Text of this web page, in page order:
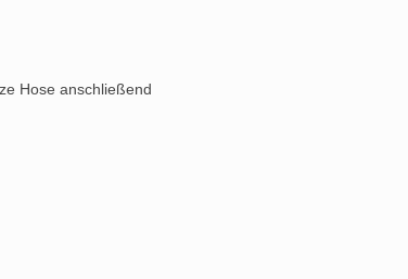
Hose anschließend